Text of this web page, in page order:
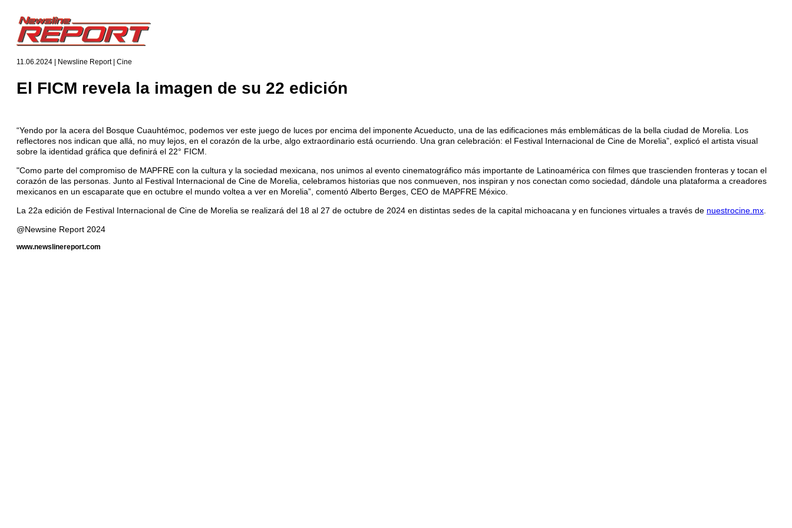
11.06.2024 | Newsline Report | Cine
El FICM revela la imagen de su 22 edición
“Yendo por la acera del Bosque Cuauhtémoc, podemos ver este juego de luces por encima del imponente Acueducto, una de las edificaciones más emblemáticas de la bella ciudad de Morelia. Los
reflectores nos indican que allá, no muy lejos, en el corazón de la urbe, algo extraordinario está ocurriendo. Una gran celebración: el Festival Internacional de Cine de Morelia”, explicó el artista visual
sobre la identidad gráfica que definirá el 22° FICM.
"Como parte del compromiso de MAPFRE con la cultura y la sociedad mexicana, nos unimos al evento cinematográfico más importante de Latinoamérica con filmes que trascienden fronteras y tocan el
corazón de las personas. Junto al Festival Internacional de Cine de Morelia, celebramos historias que nos conmueven, nos inspiran y nos conectan como sociedad, dándole una plataforma a creadores
mexicanos en un escaparate que en octubre el mundo voltea a ver en Morelia”, comentó Alberto Berges, CEO de MAPFRE México.
La 22a edición de Festival Internacional de Cine de Morelia se realizará del 18 al 27 de octubre de 2024 en distintas sedes de la capital michoacana y en funciones virtuales a través de nuestrocine.mx
@Newsine Report 2024
www.newslinereport.com